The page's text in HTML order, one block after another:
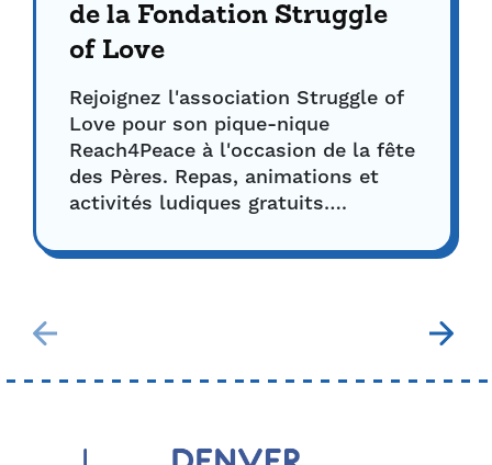
de la Fondation Struggle
of Love
Rejoignez l'association Struggle of
Love pour son pique-nique
Reach4Peace à l'occasion de la fête
des Pères. Repas, animations et
activités ludiques gratuits….